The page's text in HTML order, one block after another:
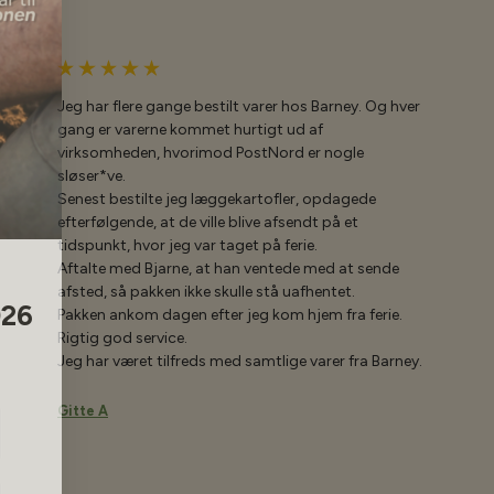
Jeg har flere gange bestilt varer hos Barney. Og hver
gang er varerne kommet hurtigt ud af
virksomheden, hvorimod PostNord er nogle
sløser*ve.
Senest bestilte jeg læggekartofler, opdagede
efterfølgende, at de ville blive afsendt på et
tidspunkt, hvor jeg var taget på ferie.
Aftalte med Bjarne, at han ventede med at sende
afsted, så pakken ikke skulle stå uafhentet.
Pakken ankom dagen efter jeg kom hjem fra ferie.
Rigtig god service.
Jeg har været tilfreds med samtlige varer fra Barney.
Gitte A